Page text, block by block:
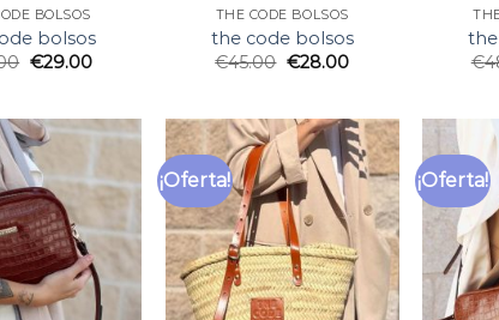
BOLSOS
bolsos
€29.00
THE CODE BOLSOS
the code bolsos
€45.00 €28.00
€
¡Oferta! ¡Oferta!